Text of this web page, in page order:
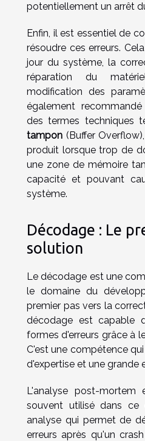
potentiellement un arrêt
Enfin, il est essentiel de
résoudre ces erreurs.
jour du système, la
réparation du
modification des
également
des termes techniques
tampon (Buffer
produit lorsque trop de
une zone de mémoire
capacité et pouvant
système.
Décodage : Le
solution
Le décodage est une
le domaine du
premier pas vers la
décodage est capable
formes d'erreurs grâce à
C'est une compétence
d'expertise et une grande
L'analyse post-mortem
souvent utilisé dans ce
analyse qui permet de
erreurs après qu'un